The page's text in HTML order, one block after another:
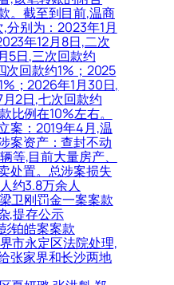
。截至到目前,温商
分别为：2023年1月
年12月8日,二次
5日,三次回款约
次回款约1%；2025
；2026年1月30日,
2日,七次回款约
比例在10%左右。
案：2019年4月,温
案资产：查封不动
等,目前大量房产、
处置。总涉案损失
约3.8万余人
卫刚罚金一案案款
,提存公示
铂皓案案款
市永定区法院处理,
张家界和长沙两地